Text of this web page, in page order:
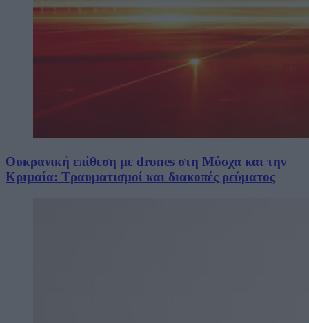
Ουκρανική επίθεση με drones στη Μόσχα και την
Κριμαία: Τραυματισμοί και διακοπές ρεύματος